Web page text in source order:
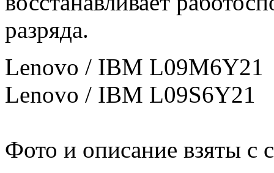
разряда.
Lenovo / IBM L09M6Y21
Lenovo / IBM L09S6Y21
Фото и описание взяты с